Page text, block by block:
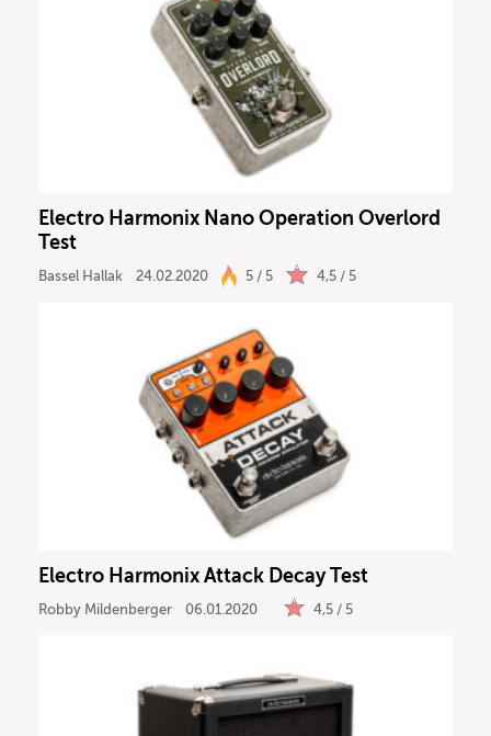
Electro Harmonix Nano Operation Overlord
Test
Bassel Hallak 24.02.2020 5 / 5 4,5 / 5
Electro Harmonix Attack Decay Test
Robby Mildenberger 06.01.2020 4,5 / 5